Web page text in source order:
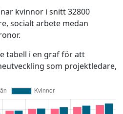
kvinnor i snitt 32800
socialt arbete medan
tabell i en graf för att
som projektledare,